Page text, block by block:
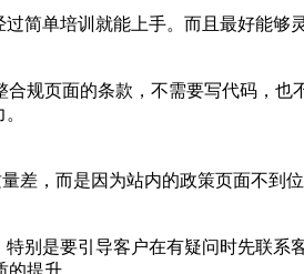
简单培训就能上手。而且最好能够
规页面的条款，不需要写代码，也
差，而是因为站内的政策页面不到
别是要引导客户在有疑问时先联系